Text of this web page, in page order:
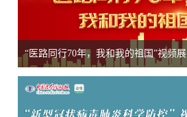
“医路同行70年，我和我的祖国”视频展